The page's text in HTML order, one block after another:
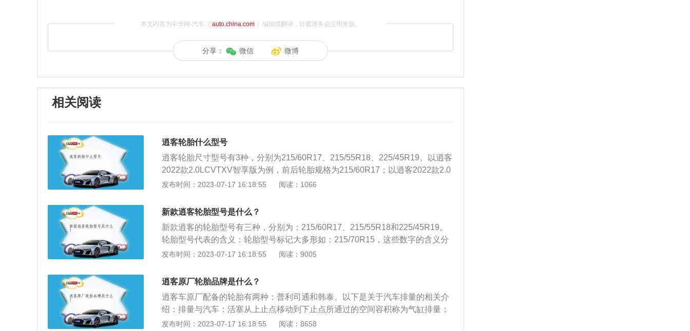
本文内容为中华网·汽车（ auto.china.com）编辑或翻译，转载请务必注明来源。
分享： 微信 微博
相关阅读
逍客轮胎什么型号
逍客轮胎尺寸型号有3种，分别为215/60R17、215/55R18、225/45R19。以逍客
2022款2.0LCVTXV智享版为例，前后轮胎规格为215/60R17；以逍客2022款2.0
LCVTXVTOP旗舰版为例，前后轮胎规格为225/45R19；以逍客2022款2.0LCVT
215表示轮胎断面宽度，单位是mm；55是扁平比，即轮胎胎壁高度和轮胎断面宽
度的比例；R是Radial的缩写，表示轮胎为子午线结构；18是轮辋的外径，单位
是英寸。逍客(Qashqai)，是日产欧洲设计中心成立以来的第一款作品，名字来源
于伊朗居住在沙漠地带的游牧部族，意为城市游牧民，定位介于紧凑型SUV与掀
背车之间。逍客搭载了日产全新研发的1.2升涡轮增压汽油发动机，峰值马力和扭
发布时间：2023-07-17 16:18:55 阅读：1066
新款逍客轮胎型号是什么？
新款逍客的轮胎型号有三种，分别为：215/60R17、215/55R18和225/45R19。
轮胎型号代表的含义：轮胎型号标记大多形如：215/70R15，这些数字的含义分
别是：215表示轮胎断面宽度，单位是mm，一般轮胎的宽度在145285mm之间，
到百分之80之间，正常情况下，普通轿车不应使用扁平比百分之75的轮胎，豪华
轿车和高性能跑车推荐采用扁平比小于百分之60的轮胎。
发布时间：2023-07-17 16:18:55 阅读：9005
逍客原厂轮胎品牌是什么？
逍客车原厂配备的轮胎有两种：普利司通和韩泰。以下是关于汽车排量的相关介
绍：排量与汽车：活塞从上止点移动到下止点所通过的空间容积称为气缸排量；
如果发动机有若干个气缸，所有气缸工作容积之和称为发动机排量。一般用升
发布时间：2023-07-17 16:18:55 阅读：8658